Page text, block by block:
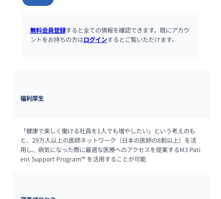
無料会員登録すると全ての情報を確認できます。既にアカウ
ントをお持ちの方はログインするとご覧いただけます。
福利厚生
「健康で楽しく働ける社員を1人でも増やしたい」という考えのも
と、29万人以上の医師ネットワーク（日本の医師の8割以上）を活
用し、病気になった際に最適な医療へのアクセスを提案するM3 Pati
ent Support Program™ を活用することが可能